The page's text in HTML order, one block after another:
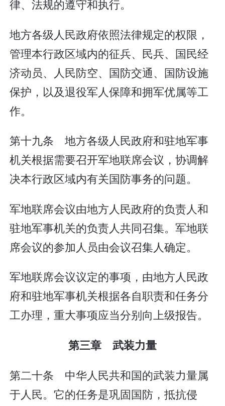
律、法规的遵守和执行。
地方各级人民政府依照法律规定的权限，
管理本行政区域内的征兵、民兵、国民经
济动员、人民防空、国防交通、国防设施
保护，以及退役军人保障和拥军优属等工
作。
第十九条 地方各级人民政府和驻地军事
机关根据需要召开军地联席会议，协调解
决本行政区域内有关国防事务的问题。
军地联席会议由地方人民政府的负责人和
驻地军事机关的负责人共同召集。军地联
席会议的参加人员由会议召集人确定。
军地联席会议议定的事项，由地方人民政
府和驻地军事机关根据各自职责和任务分
工办理，重大事项应当分别向上级报告。
第三章 武装力量
第二十条 中华人民共和国的武装力量属
于人民。它的任务是巩固国防，抵抗侵